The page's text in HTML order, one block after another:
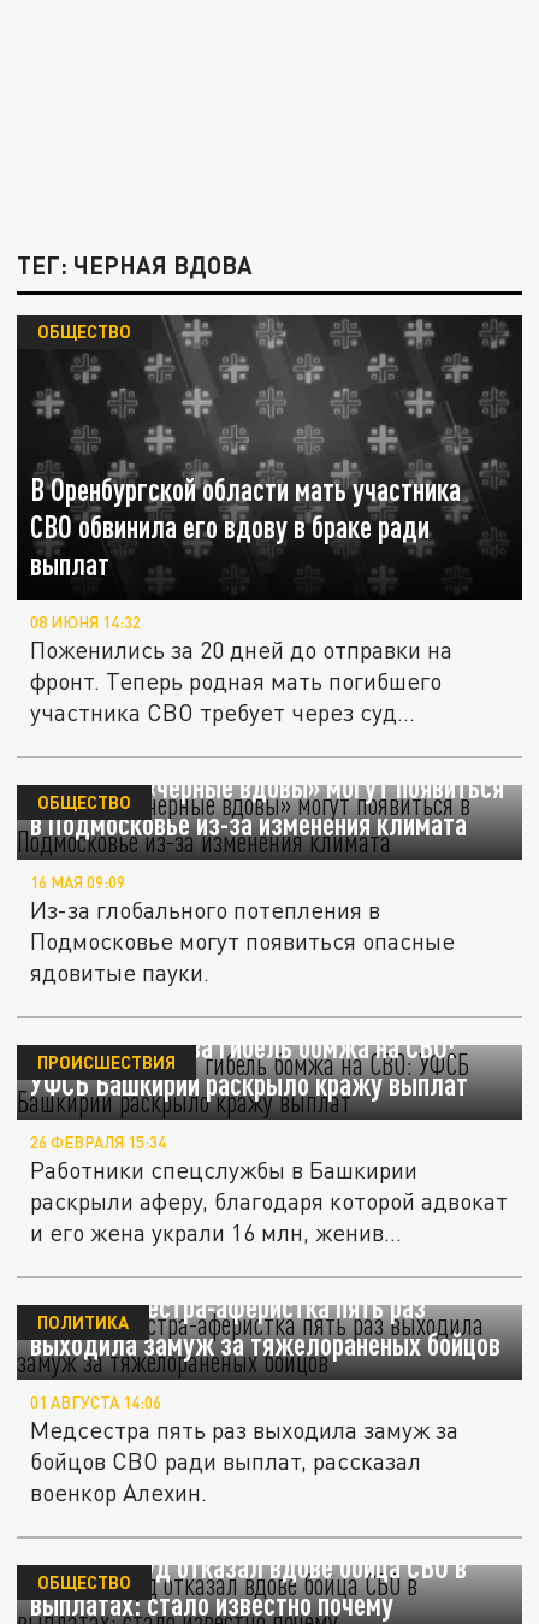
ТЕГ: ЧЕРНАЯ ВДОВА
В Оренбургской области мать участника
СВО обвинила его вдову в браке ради
выплат
ОБЩЕСТВО
08 ИЮНЯ 14:32
Поженились за 20 дней до отправки на
фронт. Теперь родная мать погибшего
участника СВО требует через суд...
Ядовитые «черные вдовы» могут появиться
в Подмосковье из-за изменения климата
ОБЩЕСТВО
16 МАЯ 09:09
Из-за глобального потепления в
Подмосковье могут появиться опасные
ядовитые пауки.
16 млн рублей за гибель бомжа на СВО:
УФСБ Башкирии раскрыло кражу выплат
ПРОИСШЕСТВИЯ
26 ФЕВРАЛЯ 15:34
Работники спецслужбы в Башкирии
раскрыли аферу, благодаря которой адвокат
и его жена украли 16 млн, женив...
АиФ: Медсестра-аферистка пять раз
выходила замуж за тяжелораненых бойцов
ПОЛИТИКА
01 АВГУСТА 14:06
Медсестра пять раз выходила замуж за
бойцов СВО ради выплат, рассказал
военкор Алехин.
В Рязани суд отказал вдове бойца СВО в
выплатах: стало известно почему
ОБЩЕСТВО